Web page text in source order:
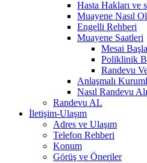
Hasta Hakları ve
Muayene Nasıl
Engelli Rehberi
Muayene Saatleri
Mesai
Poliklinik
Randevu
Anlaşmalı
Nasıl Randevu
Randevu AL
İletişim-Ulaşım
Adres ve Ulaşım
Telefon Rehberi
Konum
Görüş ve Öneriler